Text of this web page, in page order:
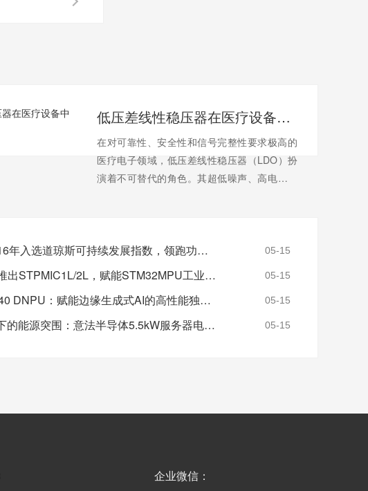
低压差线性稳压器在医疗设备中的应用
在对可靠性、安全性和信号完整性要求极高的
医疗电子领域，低压差线性稳压器（LDO）扮
演着不可替代的角色。其超低噪声、高电源抑
（EEG）、肌电图（EMG）等设备需放大微伏
级生...【详情+】
英飞凌连续16年入选道琼斯可持续发展指数，领跑功率半导体绿色转型 05-15
意法半导体推出STPMIC1L/2L，赋能STM32MPU工业级供电设计 05-15
恩智浦Ara240 DNPU：赋能边缘生成式AI的高性能独立NPU 05-15
AI算力狂飙下的能源突围：意法半导体5.5kW服务器电源的WBG架构解析 05-15
企业微信：